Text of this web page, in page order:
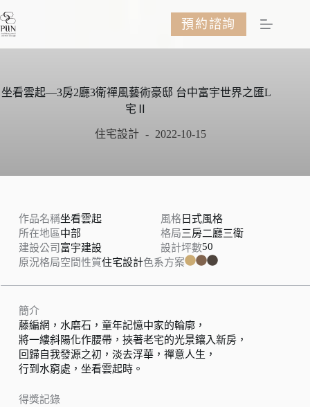
至
容
預約諮詢
坐看雲起—3房2廳3衛禪風藝術豪邸 台中富宇世界之匯L
宅Ⅱ
住宅設計 2022-10-15
作品名稱坐看雲起
所在地區中部
建設公司 富宇建設
風格日式風格
格局三房二廳三衛
設計坪數50
原況格局空間性質住宅設計色系方案
簡介
藤編網，水磨石，童年記憶中家的輪廓，
將一縷斜陽化作腰帶，挾著老宅的光景鑲入新房，
回歸自我發源之初，淡去浮華，禪意人生，
行到水窮處，坐看雲起時。
得獎記錄